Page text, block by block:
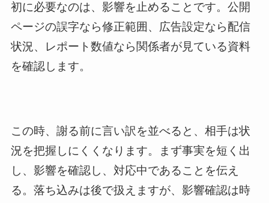
初に必要なのは、影響を止めることです。公開
ページの誤字なら修正範囲、広告設定なら配信
状況、レポート数値なら関係者が見ている資料
を確認します。
この時、謝る前に言い訳を並べると、相手は状
況を把握しにくくなります。まず事実を短く出
し、影響を確認し、対応中であることを伝え
る。落ち込みは後で扱えますが、影響確認は時